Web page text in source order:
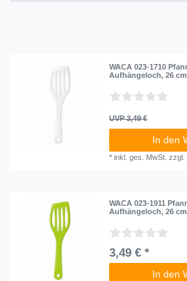
Ritzenhoff & Breker
ergotec
sunprotect
WACA 023-1710
Aufhängeloch, 26
UVP 3,49 €
In den
*inkl. ges. MwSt. zzgl.
WACA 023-1911
Aufhängeloch, 26
3,49 € *
In den